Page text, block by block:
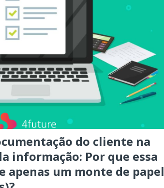
do cliente na
informação: Por que essa
apenas um monte de papel